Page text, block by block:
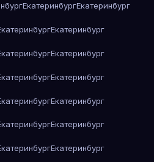
ЕкатеринбургЕкатеринбург
Екатеринбург
Екатеринбург
Екатеринбург
Екатеринбург
Екатеринбург
Екатеринбург